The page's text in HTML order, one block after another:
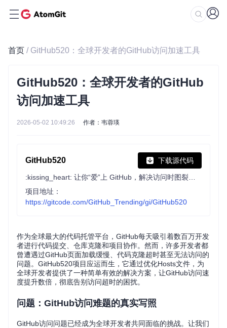
首页 / GitHub520：全球开发者的GitHub访问加速工具
GitHub520：全球开发者的GitHub
访问加速工具
2026-05-02 10:49:26 作者：韦蓉瑛
GitHub520 下载源代码
项目地址：
https://gitcode.com/GitHub_Trending/gi/GitHub520
作为全球最大的代码托管平台，GitHub每天吸引着数百万开发
者进行代码提交、仓库克隆和项目协作。然而，许多开发者都
曾遭遇过GitHub页面加载缓慢、代码克隆超时甚至无法访问的
问题。GitHub520项目应运而生，它通过优化Hosts文件，为
全球开发者提供了一种简单有效的解决方案，让GitHub访问速
度提升数倍，彻底告别访问超时的困扰。
问题：GitHub访问难题的真实写照
GitHub访问问题已经成为全球开发者共同面临的挑战。让我们